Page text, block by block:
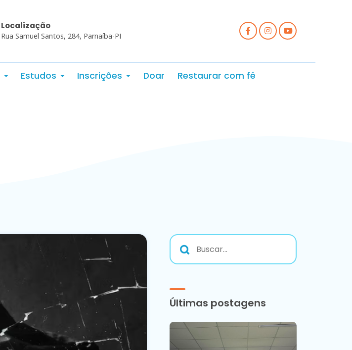
Localização
Rua Samuel Santos, 284, Parnaíba-PI
Estudos Inscrições Doar
Restaurar com fé
Últimas postagens